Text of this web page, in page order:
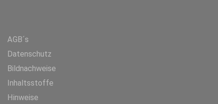
AGB´s
Datenschutz
Bildnachweise
Inhaltsstoffe
Hinweise